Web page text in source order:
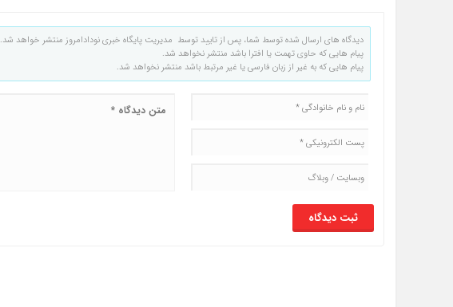
دیدگاه های ارسال شده توسط شما، پس از تایید توسط مدیریت پایگاه خبری نودادامروز منتشر خواهد شد.
پیام هایی که حاوی تهمت یا افترا باشد منتشر نخواهد شد.
پیام هایی که به غیر از زبان فارسی یا غیر مرتبط باشد منتشر نخواهد شد.